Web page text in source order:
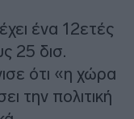
ένα 12ετές
25 δισ.
ότι «η χώρα
την πολιτική